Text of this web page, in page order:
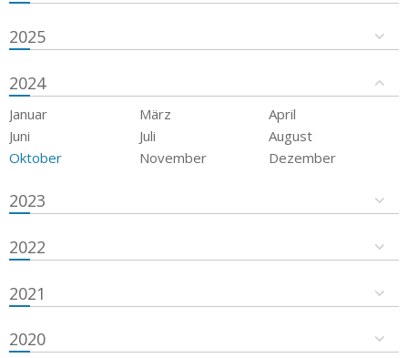
2025
2024
Januar März
April
Juni
Juli
August
Oktober
November Dezember
2023
2022
2021
2020